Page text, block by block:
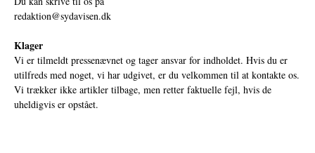
redaktion@sydavisen.dk
Klager
Vi er tilmeldt pressenævnet og tager ansvar for indholdet. Hvis du er
utilfreds med noget, vi har udgivet, er du velkommen til at kontakte os.
Vi trækker ikke artikler tilbage, men retter faktuelle fejl, hvis de
uheldigvis er opstået.